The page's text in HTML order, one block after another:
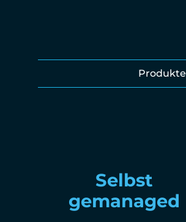
Produkte
Selbst
gemanaged